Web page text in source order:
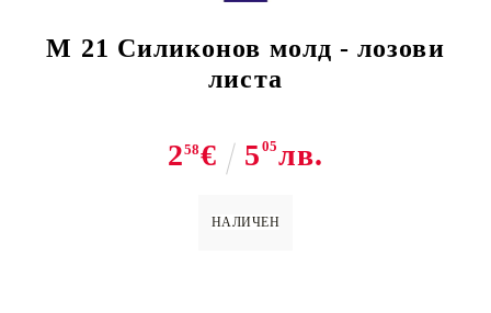
M 21 Силиконов молд - лозови
листа
258€ 5 05лв.
НАЛИЧЕН